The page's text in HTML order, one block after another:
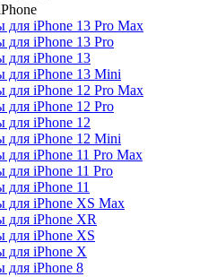
для iPhone 13 Pro Max
для iPhone 13 Pro
для iPhone 13
для iPhone 13 Mini
для iPhone 12 Pro Max
для iPhone 12 Pro
для iPhone 12
для iPhone 12 Mini
для iPhone 11 Pro Max
для iPhone 11 Pro
для iPhone 11
для iPhone XS Max
для iPhone XR
для iPhone XS
для iPhone X
для iPhone 8